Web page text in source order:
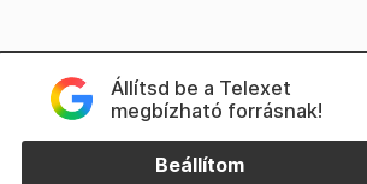
Állítsd be a Telexet
megbízható forrásnak!
Beállítom